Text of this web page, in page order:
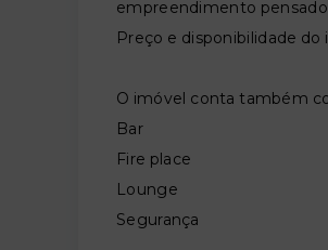
empreendimento
Preço e disponibilidade
O imóvel conta também
Bar
Fire place
Lounge
Segurança